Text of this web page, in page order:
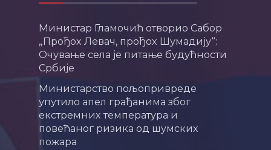
Министар Гламочић отворио Сабор
„Прођох Левач, прођох Шумадију“:
Очување села је питање будућности
Србије
Министарство пољопривреде
упутило апел грађанима због
екстремних температура и
повећаног ризика од шумских
пожара